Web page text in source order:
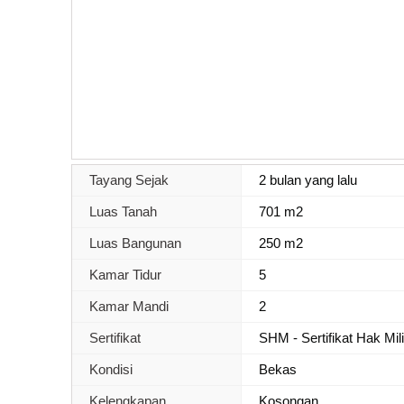
Tayang Sejak 2 bulan yang lalu
Luas Tanah 701 m2
Luas Bangunan 250 m2
Kamar Tidur 5
Kamar Mandi 2
Sertifikat SHM - Sertifikat Hak
Kondisi Bekas
Kelengkapan Kosongan